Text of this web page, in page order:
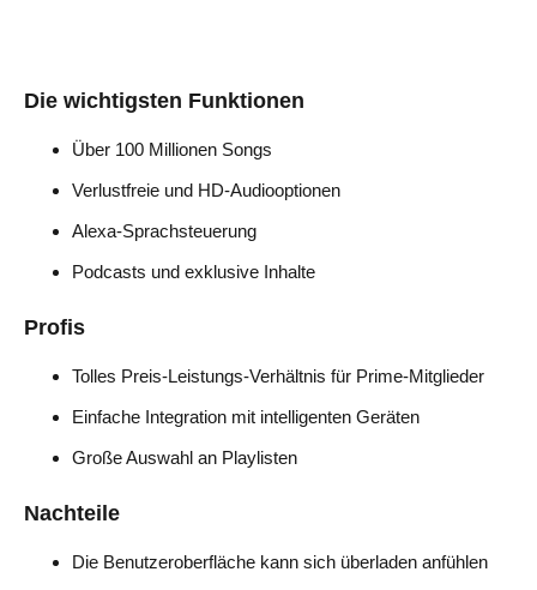
Die wichtigsten Funktionen
Über 100 Millionen Songs
Verlustfreie und HD-Audiooptionen
Alexa-Sprachsteuerung
Podcasts und exklusive Inhalte
Profis
Tolles Preis-Leistungs-Verhältnis für Prime-Mitglieder
Einfache Integration mit intelligenten Geräten
Große Auswahl an Playlisten
Nachteile
Die Benutzeroberfläche kann sich überladen anfühlen